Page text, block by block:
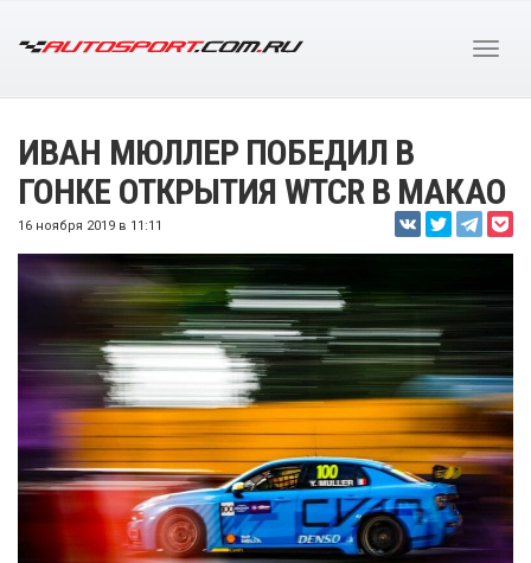
ИВАН МЮЛЛЕР ПОБЕДИЛ В
ГОНКЕ ОТКРЫТИЯ WTCR В МАКАО
16 ноября 2019 в 11:11